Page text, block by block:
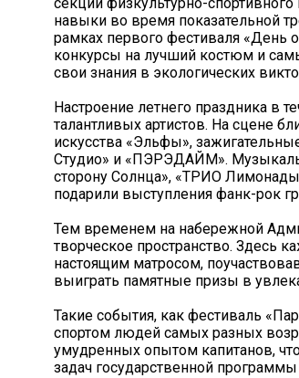
навыки во время показательной
рамках первого фестиваля «День
конкурсы на лучший костюм и
свои знания в экологических
Настроение летнего праздника в
талантливых артистов. На сцене
искусства «Эльфы»,
Студио» и «ПЭРЭДАЙМ».
сторону Солнца», «ТРИО
подарили выступления фанк-рок
Тем временем на набережной
творческое пространство. Здесь
настоящим матросом,
выиграть памятные призы в
Такие события, как фестиваль
спортом людей самых разных
умудренных опытом капитанов,
задач государственной программы